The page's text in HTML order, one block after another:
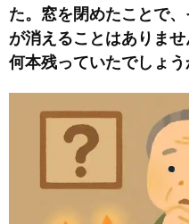
た。窓を閉めたことで
が消えることはありま
何本残っていたでしょう